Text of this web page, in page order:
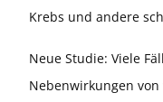
Krebs und andere
Neue Studie: Viele
Nebenwirkungen